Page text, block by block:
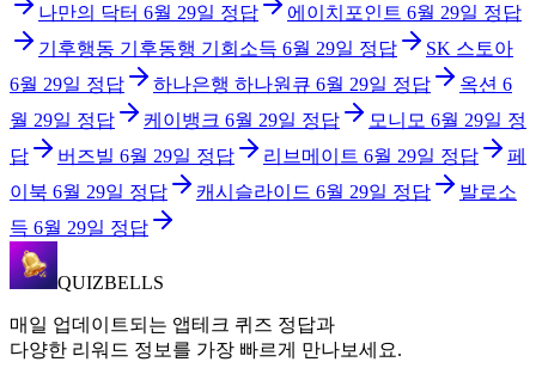
나만의 닥터 6월 29일 정답 에이치포인트 6월 29일 정답
기후행동 기후동행 기회소득 6월 29일 정답
SK 스토아
6월 29일 정답 하나은행 하나원큐 6월 29일 정답 옥션 6
월 29일 정답 케이뱅크 6월 29일 정답 모니모 6월 29일 정
답
버즈빌 6월 29일 정답 리브메이트 6월 29일 정답
페
이북 6월 29일 정답 캐시슬라이드 6월 29일 정답
발로소
득 6월 29일 정답
QUIZBELLS
매일 업데이트되는 앱테크 퀴즈 정답과
다양한 리워드 정보를 가장 빠르게 만나보세요.